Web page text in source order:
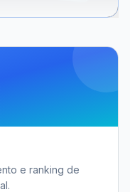
e ranking de